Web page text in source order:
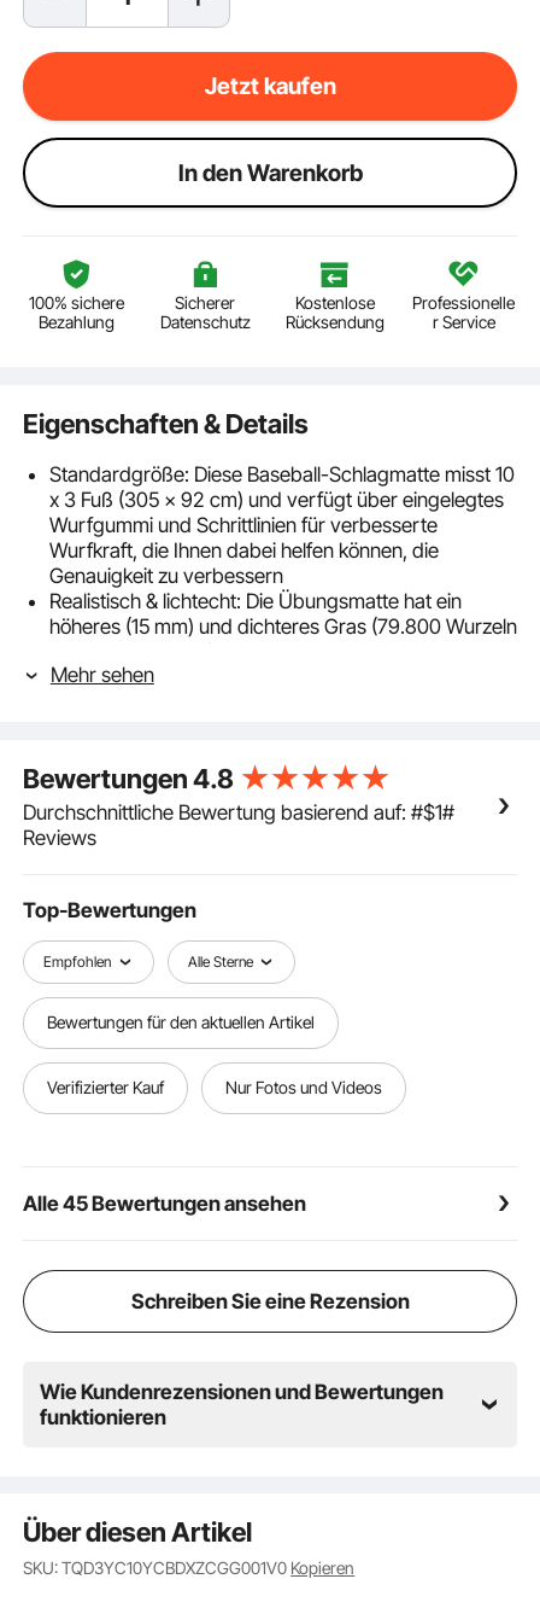
Jetzt kaufen
ln den Warenkorb
100% sichere
Bezahlung
Sicherer
Datenschutz
Kostenlose
Rücksendung
Professionelle
r Service
Eigenschaften & Details
Standardgröße: Diese Baseball-Schlagmatte misst 10
x 3 Fuß (305 x 92 cm) und verfügt über eingelegtes
Wurfgummi und Schrittlinien für verbesserte
Wurfkraft, die Ihnen dabei helfen können, die
Genauigkeit zu verbessern
Realistisch & lichtecht: Die Übungsmatte hat ein
höheres (15 mm) und dichteres Gras (79.800 Wurzeln
pro Quadratmeter), das wie echtes Gras aussieht
und sich auch so anfühlt
Sturzgefahr zu verringern. Zusätzlich schützt sie
Ihren Boden während des Trainings vor Kratzern und
Beschädigungen
Leicht zu transportieren & aufzubewahren: Diese
sodass sie sich leicht transportieren lässt. Bei
Nichtgebrauch kann sie platzsparend
zusammengerollt werden
Vielseitig einsetzbar: Diese Softball-Wurfmatte kann
sowohl drinnen als auch draußen verwendet werden.
Sie eignet sich ideal für Trainingszentren,
Heimgaragen, Spielfelder, Schlagkäfige,
Fitnessstudios und das Training im eigenen Garten
Mehr sehen
Bewertungen4.8
Durchschnittliche Bewertung basierend auf: #$1#
Reviews
Top-Bewertungen
Empfohlen Alle Sterne
Bewertungen für den aktuellen Artikel
Verifizierter Kauf Nur Fotos und Videos
Alle 45 Bewertungen ansehen
Schreiben Sie eine Rezension
Wie Kundenrezensionen und Bewertungen
funktionieren
Über diesen Artikel
SKU: TQD3YC10YCBDXZCGG001V0 Kopieren